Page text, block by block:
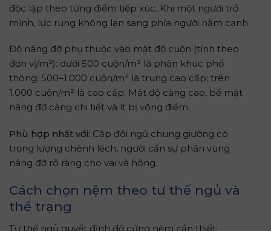
độc lập theo từng điểm tiếp xúc. Khi một người trở
mình, lực rung không lan sang phía người nằm cạnh.
Độ nâng đỡ phụ thuộc vào mật độ cuộn (tính theo
đơn vị/m²): dưới 500 cuộn/m² là phân khúc phổ
thông; 500–1.000 cuộn/m² là trung cao cấp; trên
1.000 cuộn/m² là cao cấp. Mật độ càng cao, bề mặt
nâng đỡ càng chi tiết và ít bị võng điểm.
Phù hợp nhất với: Cặp đôi ngủ chung giường có
trọng lượng chênh lệch, người cần sự phân vùng
nâng đỡ rõ ràng cho vai và hông.
Cách chọn nệm theo tư thế ngủ và
thể trạng
Tư thế ngủ quyết định độ cứng nệm cần thiết: